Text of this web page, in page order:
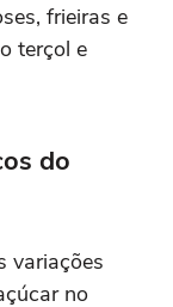
frieiras e
terçol e
do
variações
no